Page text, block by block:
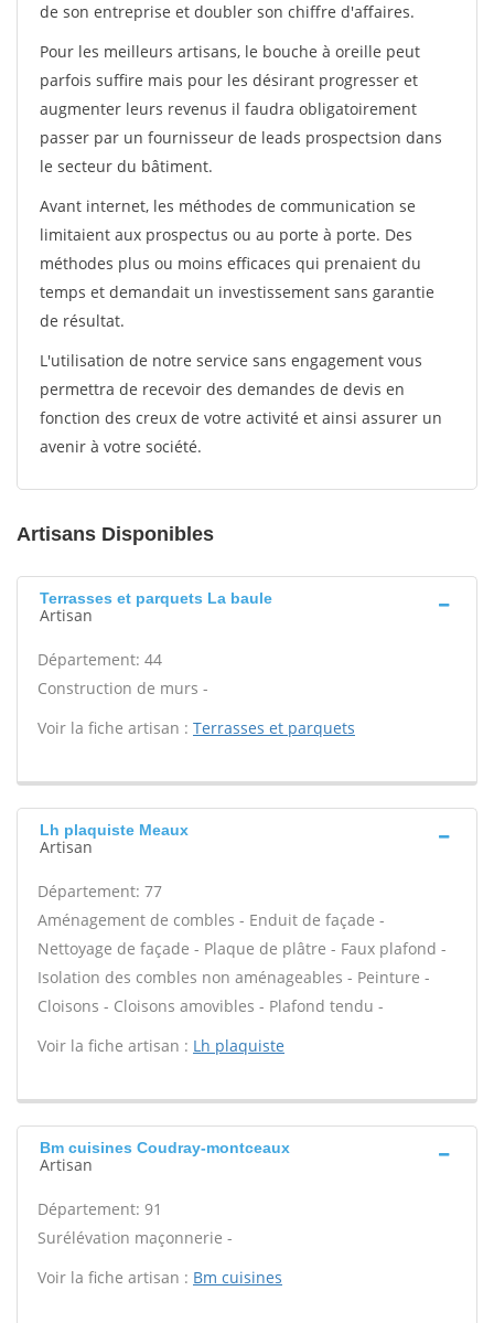
de son entreprise et doubler son chiffre d'affaires.
Pour les meilleurs artisans, le bouche à oreille peut
parfois suffire mais pour les désirant progresser et
augmenter leurs revenus il faudra obligatoirement
passer par un fournisseur de leads prospectsion dans
le secteur du bâtiment.
Avant internet, les méthodes de communication se
limitaient aux prospectus ou au porte à porte. Des
méthodes plus ou moins efficaces qui prenaient du
temps et demandait un investissement sans garantie
de résultat.
L'utilisation de notre service sans engagement vous
permettra de recevoir des demandes de devis en
fonction des creux de votre activité et ainsi assurer un
avenir à votre société.
Artisans Disponibles
Terrasses et parquets La baule
Artisan
Département: 44
Construction de murs -
Voir la fiche artisan : Terrasses et parquets
Lh plaquiste Meaux
Artisan
Département: 77
Aménagement de combles - Enduit de façade -
Nettoyage de façade - Plaque de plâtre - Faux plafond -
Isolation des combles non aménageables - Peinture -
Cloisons - Cloisons amovibles - Plafond tendu -
Voir la fiche artisan : Lh plaquiste
Bm cuisines Coudray-montceaux
Artisan
Département: 91
Surélévation maçonnerie -
Voir la fiche artisan : Bm cuisines